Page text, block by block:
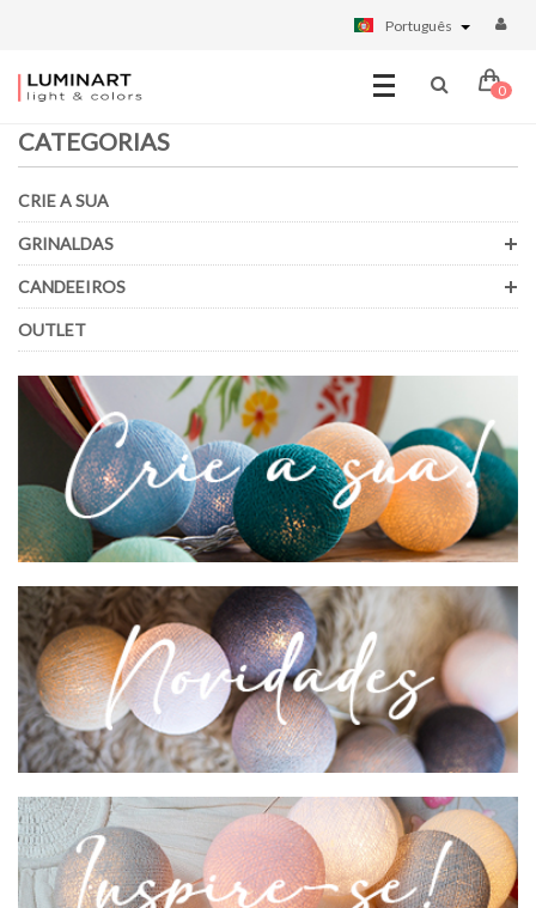
Português
0
CATEGORIAS
CRIE A SUA
GRINALDAS
CANDEEIROS
OUTLET